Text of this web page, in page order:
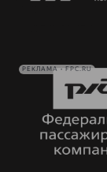
РЕКЛАМА • FPC.RU